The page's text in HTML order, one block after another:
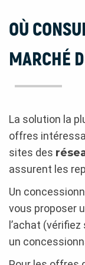
OÙ
MARCHÉ
La solution la
offres
sites des
assurent les
Un
vous proposer
l’achat
un